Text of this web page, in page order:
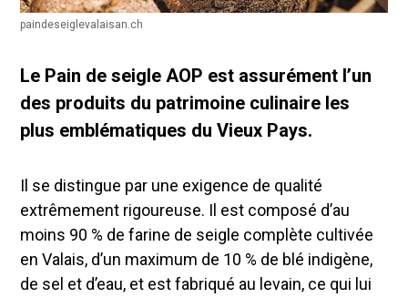
paindeseiglevalaisan.ch
Le Pain de seigle AOP est assurément l’un
des produits du patrimoine culinaire les
plus emblématiques du Vieux Pays.
Il se distingue par une exigence de qualité
extrêmement rigoureuse. Il est composé d’au
moins 90 % de farine de seigle complète cultivée
en Valais, d’un maximum de 10 % de blé indigène,
de sel et d’eau, et est fabriqué au levain, ce qui lui